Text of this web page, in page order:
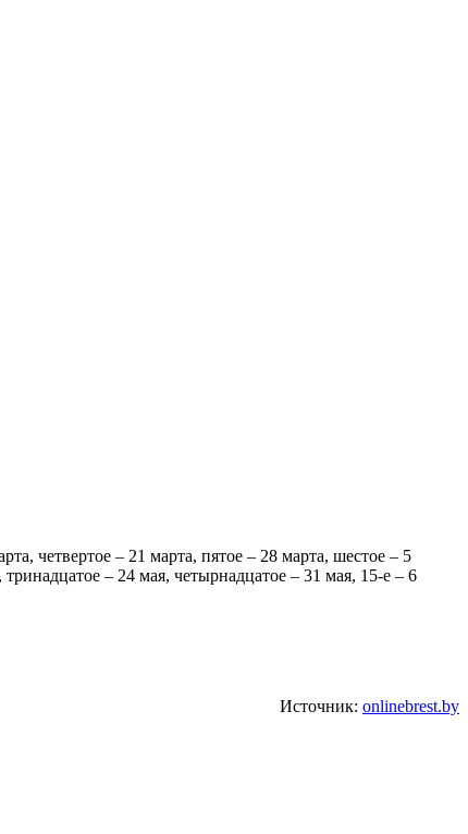
четвертое – 21 марта, пятое – 28 марта, шестое – 5
– 24 мая, четырнадцатое – 31 мая, 15-е – 6
Источник: onlinebrest.by